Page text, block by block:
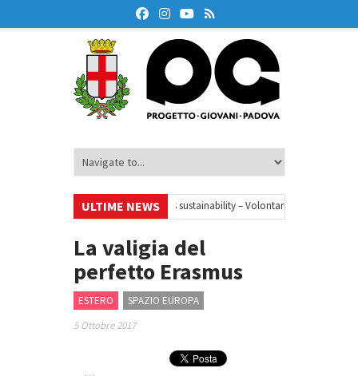
ULTIME NEWS
Your small steps towards sustainability – Volontariato europeo a
La valigia del
perfetto Erasmus
ESTERO
SPAZIO EUROPA
5 Ottobre 2017